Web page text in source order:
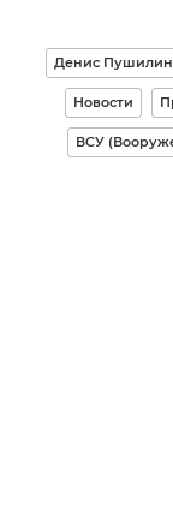
Денис Пушилин
Новости
ВСУ